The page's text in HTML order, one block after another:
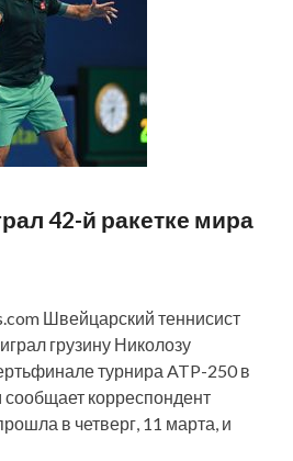
42-й ракетке мира
Швейцарский теннисист
грузину Николозу
турнира ATP-250 в
корреспондент
в четверг, 11 марта, и